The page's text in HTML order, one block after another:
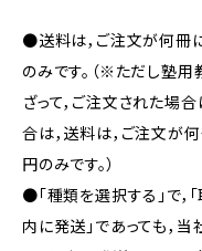
●送料は，ご注文が何冊
のみです。（※ただし塾
ざって，ご注文された場
合は，送料は，ご注文が
円のみです。）
●「種類を選択する」で
内に発送」であっても，